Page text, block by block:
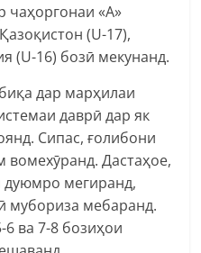
чаҳоргонаи «А»
(U-17),
(U-16) бозӣ мекунанд.
дар марҳилаи
даврӣ дар як
Сипас, ғолибони
вомехӯранд. Дастаҳое,
дуюмро мегиранд,
мубориза мебаранд.
ва 7-8 бозиҳои